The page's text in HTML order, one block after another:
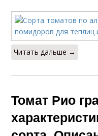
Читать дальше →
Томат Рио